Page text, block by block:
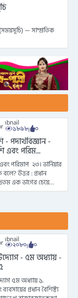
— সাম্প্রতিক
১৮৯৮ ০
- পদার্থবিজ্ঞান -
এবং পরিম...
পরিমাপ ২৩। ভার্নিয়ার
উত্তর : প্রধান
এক ভাগের চেয়ে
২০৮০ ০
- ৫ম অধ্যায় -
৫ম অধ্যায় ১.
প্রধান বৈশিষ্ট্য